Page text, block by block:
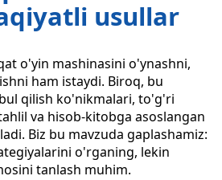
usullar
o'yin mashinasini o'ynashni,
ham istaydi. Biroq, bu
qilish ko'nikmalari, to'g'ri
va hisob-kitobga asoslangan
Biz bu mavzuda gaplashamiz:
o'rganing, lekin
tanlash muhim.